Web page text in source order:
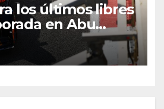
los últimos libres
en Abu